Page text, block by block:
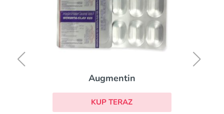
Augmentin
KUP TERAZ